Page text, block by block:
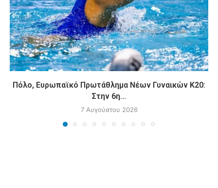
Πόλο, Ευρωπαϊκό Πρωτάθλημα Νέων Γυναικών Κ20:
Στην 6η...
7 Αυγούστου 2026